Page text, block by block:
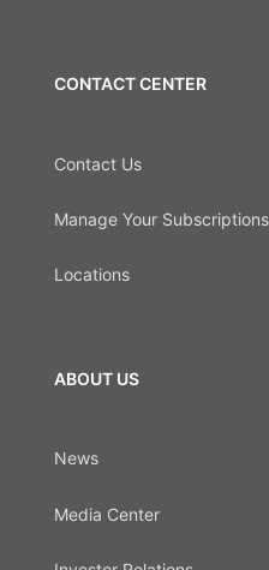
CONTACT CENTER
Contact Us
Manage Your Subscriptions
Locations
ABOUT US
News
Media Center